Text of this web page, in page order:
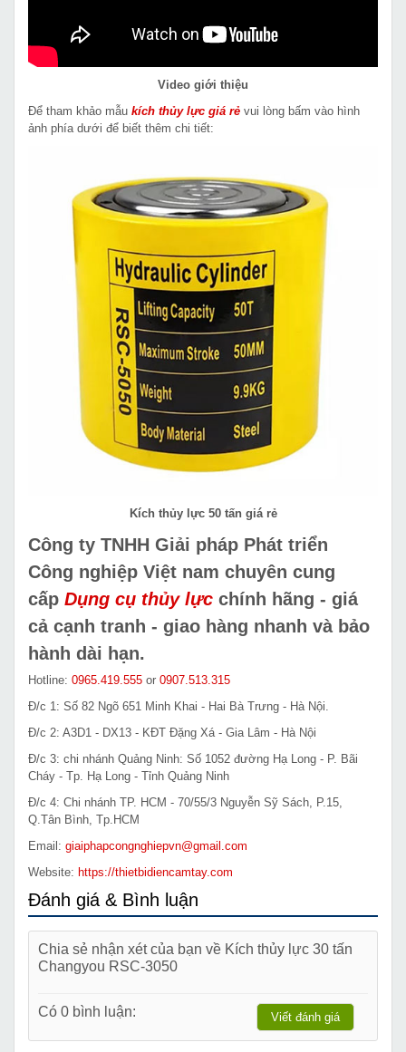
Video giới thiệu
Để tham khảo mẫu kích thủy lực giá rẻ vui lòng bấm vào hình
ảnh phía dưới để biết thêm chi tiết:
Kích thủy lực 50 tấn giá rẻ
Công ty TNHH Giải pháp Phát triển
Công nghiệp Việt nam chuyên cung
cấp Dụng cụ thủy lực chính hãng - giá
cả cạnh tranh - giao hàng nhanh và bảo
hành dài hạn.
Hotline: 0965.419.555 or 0907.513.315
Đ/c 1: Số 82 Ngõ 651 Minh Khai - Hai Bà Trưng - Hà Nội.
Đ/c 2: A3D1 - DX13 - KĐT Đặng Xá - Gia Lâm - Hà Nội
Đ/c 3: chi nhánh Quảng Ninh: Số 1052 đường Hạ Long - P. Bãi
Cháy - Tp. Hạ Long - Tỉnh Quảng Ninh
Đ/c 4: Chi nhánh TP. HCM - 70/55/3 Nguyễn Sỹ Sách, P.15,
Q.Tân Bình, Tp.HCM
Email: giaiphapcongnghiepvn@gmail.com
Website: https://thietbidiencamtay.com
Đánh giá & Bình luận
Chia sẻ nhận xét của bạn về Kích thủy lực 30 tấn
Changyou RSC-3050
Có 0 bình luận: Viết đánh giá